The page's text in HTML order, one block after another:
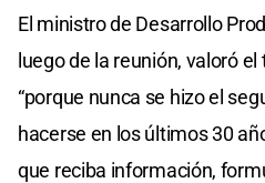
El ministro de Desarrollo
luego de la reunión, valoró
“porque nunca se hizo el
hacerse en los últimos 30
que reciba información,